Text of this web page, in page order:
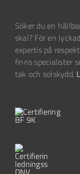
Söker du en
skal? För en
expertis på
finns specialister
tak och solskydd.